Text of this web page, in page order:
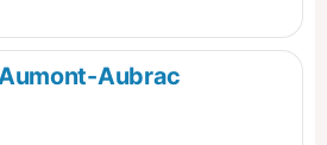
de l’Aubrac et la vallée du Lot.
Aubrac